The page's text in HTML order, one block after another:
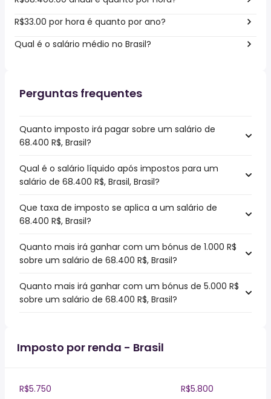
R$33.00 por hora é quanto por ano?
Qual é o salário médio no Brasil?
Perguntas frequentes
Quanto imposto irá pagar sobre um salário de
68.400 R$, Brasil?
Qual é o salário líquido após impostos para um
salário de 68.400 R$, Brasil, Brasil?
Que taxa de imposto se aplica a um salário de
68.400 R$, Brasil?
Quanto mais irá ganhar com um bónus de 1.000 R$
sobre um salário de 68.400 R$, Brasil?
Quanto mais irá ganhar com um bónus de 5.000 R$
sobre um salário de 68.400 R$, Brasil?
Imposto por renda - Brasil
R$5.750
R$5.800